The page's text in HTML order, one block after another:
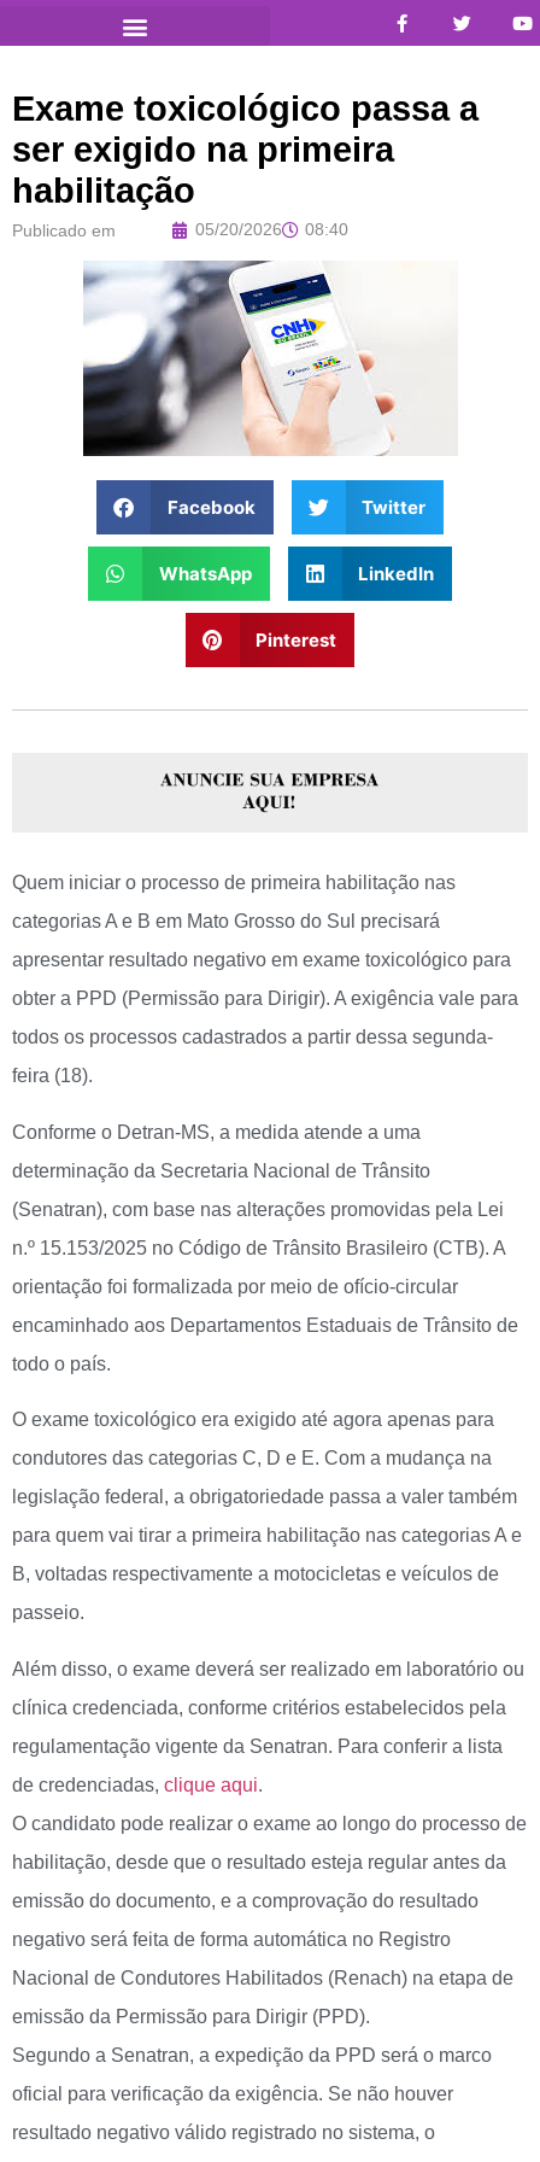
Exame toxicológico passa a
ser exigido na primeira
habilitação
Publicado em 05/20/2026 08:40
Facebook Twitter
WhatsApp LinkedIn
Pinterest
Quem iniciar o processo de primeira habilitação nas
categorias A e B em Mato Grosso do Sul precisará
apresentar resultado negativo em exame toxicológico para
obter a PPD (Permissão para Dirigir). A exigência vale para
todos os processos cadastrados a partir dessa segunda-
feira (18).
Conforme o Detran-MS, a medida atende a uma
determinação da Secretaria Nacional de Trânsito
(Senatran), com base nas alterações promovidas pela Lei
n.º 15.153/2025 no Código de Trânsito Brasileiro (CTB). A
orientação foi formalizada por meio de ofício-circular
encaminhado aos Departamentos Estaduais de Trânsito de
todo o país.
O exame toxicológico era exigido até agora apenas para
condutores das categorias C, D e E. Com a mudança na
legislação federal, a obrigatoriedade passa a valer também
para quem vai tirar a primeira habilitação nas categorias A e
B, voltadas respectivamente a motocicletas e veículos de
passeio.
Além disso, o exame deverá ser realizado em laboratório ou
clínica credenciada, conforme critérios estabelecidos pela
regulamentação vigente da Senatran. Para conferir a lista
de credenciadas, clique aqui.
O candidato pode realizar o exame ao longo do processo de
habilitação, desde que o resultado esteja regular antes da
emissão do documento, e a comprovação do resultado
negativo será feita de forma automática no Registro
Nacional de Condutores Habilitados (Renach) na etapa de
emissão da Permissão para Dirigir (PPD).
Segundo a Senatran, a expedição da PPD será o marco
oficial para verificação da exigência. Se não houver
resultado negativo válido registrado no sistema, o